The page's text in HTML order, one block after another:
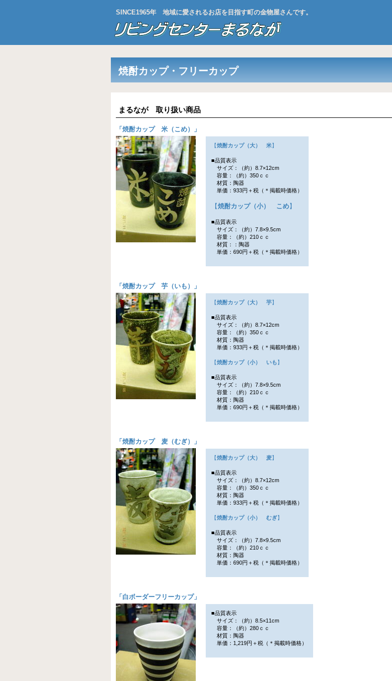
SINCE1965年 地域に愛されるお店を目指す町の金物屋さんです。
焼酎カップ・フリーカップ
まるなが 取り扱い商品
「 焼酎カップ 米（こめ） 」
【焼酎カップ（大） 米】
■品質表示
サイズ：（約）8.7×12cm
容量：（約）350ｃｃ
材質：陶器
単価：933円＋税（＊掲載時価格）
【焼酎カップ（小） こめ】
■品質表示
サイズ：（約）7.8×9.5cm
容量：（約）210ｃｃ
材質：：陶器
単価：690円＋税（＊掲載時価格）
「 焼酎カップ 芋（いも） 」
【焼酎カップ（大） 芋】
■品質表示
サイズ：（約）8.7×12cm
容量：（約）350ｃｃ
材質：陶器
単価：933円＋税（＊掲載時価格）
【焼酎カップ（小） いも】
■品質表示
サイズ：（約）7.8×9.5cm
容量：（約）210ｃｃ
材質：陶器
単価：690円＋税（＊掲載時価格）
「 焼酎カップ 麦（むぎ） 」
【焼酎カップ（大） 麦】
■品質表示
サイズ：（約）8.7×12cm
容量：（約）350ｃｃ
材質：陶器
単価：933円＋税（＊掲載時価格）
【焼酎カップ（小） むぎ】
■品質表示
サイズ：（約）7.8×9.5cm
容量：（約）210ｃｃ
材質：陶器
単価：690円＋税（＊掲載時価格）
「 白ボーダーフリーカップ」
■品質表示
サイズ：（約）8.5×11cm
容量：（約）280ｃｃ
材質：陶器
単価：1,219円＋税（＊掲載時価格）